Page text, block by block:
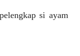
si ayam